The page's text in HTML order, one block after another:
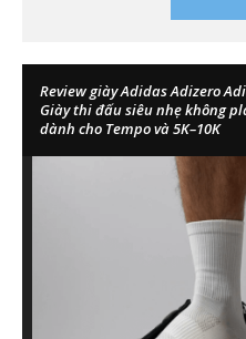
Review giày Adidas Adizero
Giày thi đấu siêu nhẹ không
dành cho Tempo và 5K–10K